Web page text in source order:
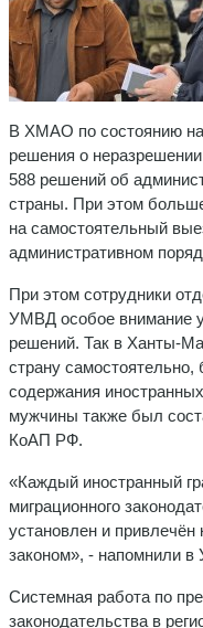
В ХМАО по состоянию
решения о
588 решений об
страны. При этом
на самостоятельный
административном
При этом сотрудники
УМВД особое внимание
решений. Так в
страну
содержания
мужчины также был
КоАП РФ.
«Каждый иностранный
миграционного
установлен и привлечён
законом», - напомнили
Системная работа по
законодательства в